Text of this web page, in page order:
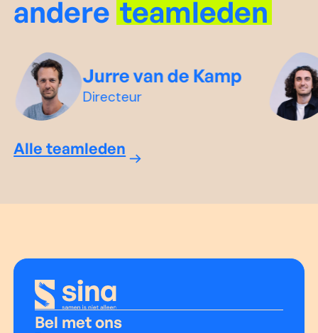
andereteamleden
Jurre van de Kamp
Directeur
Alle teamleden
Bel met ons